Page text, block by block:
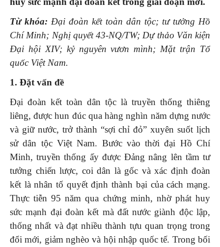
Từ khóa: Đại đoàn kết toàn dân tộc; tư tưởng Hồ
Chí Minh; Nghị quyết 43-NQ/TW; Dự thảo Văn kiện
Đại hội XIV; kỷ nguyên vươn mình; Mặt trận Tổ
quốc Việt Nam.
1. Đặt vấn đề
Đại đoàn kết toàn dân tộc là truyền thống thiêng
liêng, được hun đúc qua hàng nghìn năm dựng nước
và giữ nước, trở thành “sợi chỉ đỏ” xuyên suốt lịch
sử dân tộc Việt Nam. Bước vào thời đại Hồ Chí
Minh, truyền thống ấy được Đảng nâng lên tầm tư
tưởng chiến lược, coi dân là gốc và xác định đoàn
kết là nhân tố quyết định thành bại của cách mạng.
Thực tiễn 95 năm qua chứng minh, nhờ phát huy
sức mạnh đại đoàn kết mà đất nước giành độc lập,
thống nhất và đạt nhiều thành tựu quan trọng trong
đổi mới, giảm nghèo và hội nhập quốc tế. Trong bối